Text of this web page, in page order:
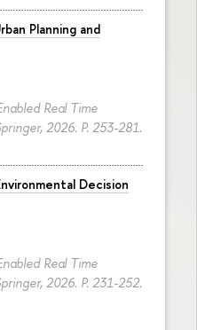
Planning and
Real Time
2026. P. 253-281.
Decision
Real Time
2026. P. 231-252.